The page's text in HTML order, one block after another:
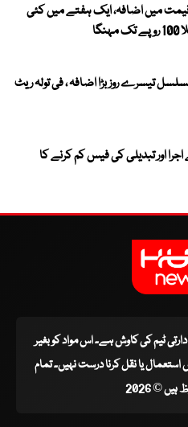
میں اضافہ، ایک ہفتے میں کئی
تیسرے روز بڑا اضافہ ، فی تولہ ریٹ
اور تبدیلی کی فیس کم کرنے کا
ادارتی ٹیم کی کاوش ہے۔ اس مواد کو بغیر
یا نقل کرنا درست نہیں۔ تمام
© 2026